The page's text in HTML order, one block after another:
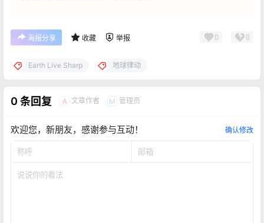
海报分享 收藏 举报 0 0
Earth Live Sharp 地球律动
0 条回复 A 文章作者 M 管理员
欢迎您，新朋友，感谢参与互动！ 确认修改